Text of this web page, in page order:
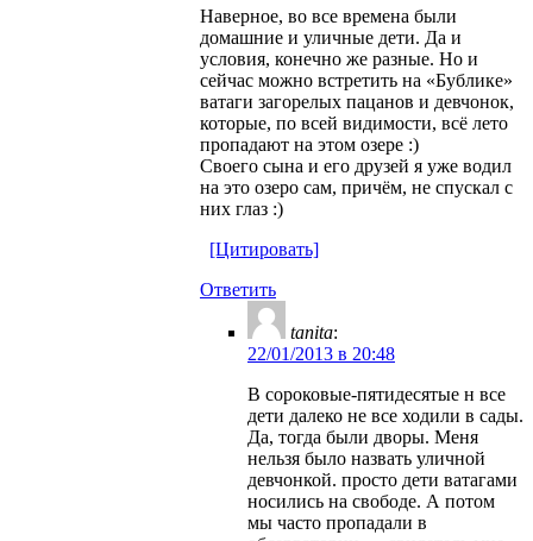
Наверное, во все времена были
домашние и уличные дети. Да и
условия, конечно же разные. Но и
сейчас можно встретить на «Бублике»
ватаги загорелых пацанов и девчонок,
которые, по всей видимости, всё лето
пропадают на этом озере :)
Своего сына и его друзей я уже водил
на это озеро сам, причём, не спускал с
них глаз :)
[Цитировать]
Ответить
tanita:
22/01/2013 в 20:48
В сороковые-пятидесятые н все
дети далеко не все ходили в сады.
Да, тогда были дворы. Меня
нельзя было назвать уличной
девчонкой. просто дети ватагами
носились на свободе. А потом
мы часто пропадали в